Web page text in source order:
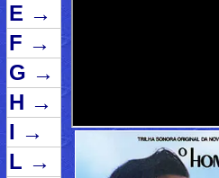
E →
F →
G →
H →
I →
L →